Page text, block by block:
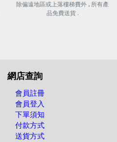
除偏遠地區或上落樓梯費外 , 所有產
品免費送貨 .
網店查詢
會員註冊
會員登入
下單須知
付款方式
送貨方式